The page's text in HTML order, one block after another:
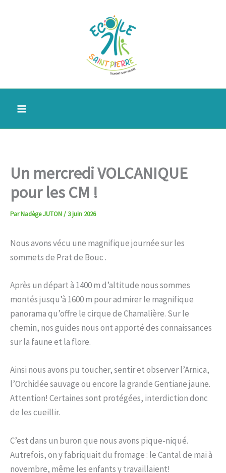
Un mercredi VOLCANIQUE
pour les CM !
ParNadège JUTON/ 3 juin 2026
Nous avons vécu une magnifique journée sur les
sommets de Prat de Bouc .
Après un départ à 1400 m d’altitude nous sommes
montés jusqu’à 1600 m pour admirer le magnifique
panorama qu’offre le cirque de Chamalière. Sur le
chemin, nos guides nous ont apporté des connaissances
sur la faune et la flore.
Ainsi nous avons pu toucher, sentir et observer l’Arnica,
l’Orchidée sauvage ou encore la grande Gentiane jaune.
Attention! Certaines sont protégées, interdiction donc
de les cueillir.
C’est dans un buron que nous avons pique-niqué.
Autrefois, on y fabriquait du fromage : le Cantal de mai à
novembre, même les enfants y travaillaient!